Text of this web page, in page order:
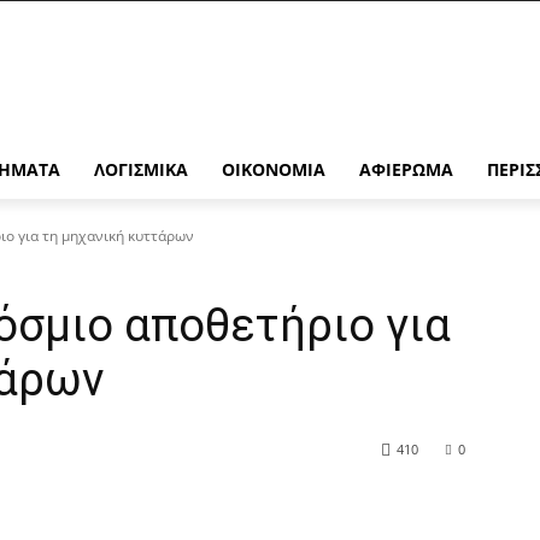
ΛΟΓΙΣΜΙΚΆ ΟΙΚΟΝΟΜΊΑ ΑΦΙΈΡΩΜΑ
για τη μηχανική κυττάρων
αποθετήριο για
0
410